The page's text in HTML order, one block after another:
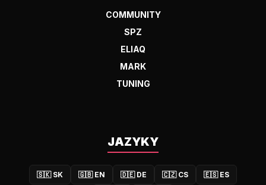
COMMUNITY
SPZ
ELIAQ
MARK
TUNING
JAZYKY
🇸🇰 SK 🇬🇧 EN 🇩🇪 DE 🇨🇿 CS 🇪🇸 ES